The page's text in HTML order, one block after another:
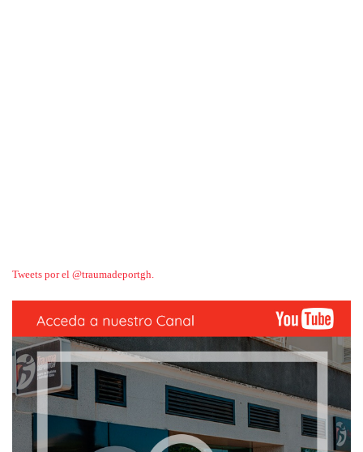
Tweets por el @traumadeportgh.